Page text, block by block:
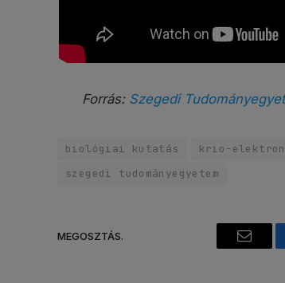
Forrás: Szegedi
biológiai kutatás krio-
szegedi tudományegyetem
MEGOSZTÁS.
Email